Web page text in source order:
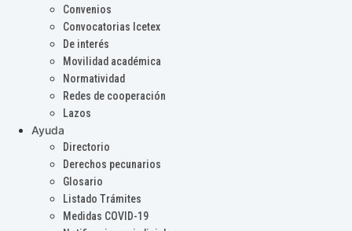
Convenios
Convocatorias Icetex
De interés
Movilidad académica
Normatividad
Redes de cooperación
Lazos
Ayuda
Directorio
Derechos pecunarios
Glosario
Listado Trámites
Medidas COVID-19